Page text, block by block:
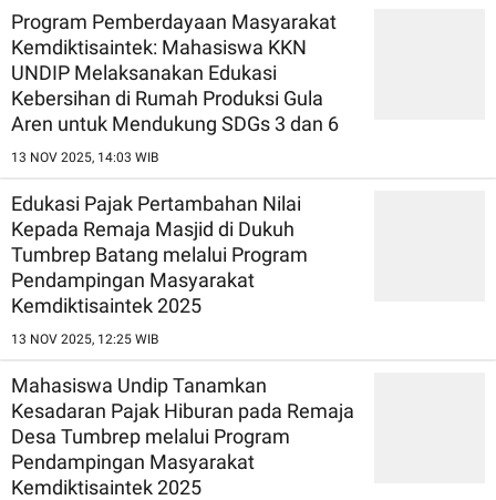
Program Pemberdayaan Masyarakat
Kemdiktisaintek: Mahasiswa KKN
UNDIP Melaksanakan Edukasi
Kebersihan di Rumah Produksi Gula
Aren untuk Mendukung SDGs 3 dan 6
13 NOV 2025, 14:03 WIB
Edukasi Pajak Pertambahan Nilai
Kepada Remaja Masjid di Dukuh
Tumbrep Batang melalui Program
Pendampingan Masyarakat
Kemdiktisaintek 2025
13 NOV 2025, 12:25 WIB
Mahasiswa Undip Tanamkan
Kesadaran Pajak Hiburan pada Remaja
Desa Tumbrep melalui Program
Pendampingan Masyarakat
Kemdiktisaintek 2025